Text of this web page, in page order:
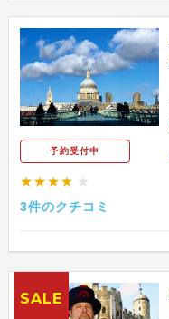
予約受付中
★★★★ ★
3件のクチコミ
SALE